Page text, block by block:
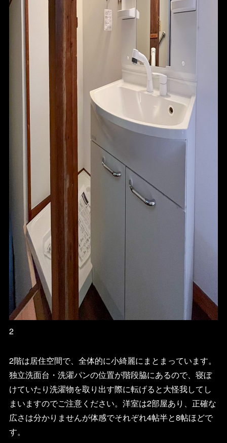
2
2階は居住空間で、全体的に小綺麗にまとまっています。
独立洗面台・洗濯パンの位置が階段脇にあるので、寝ぼ
けていたり洗濯物を取り出す際に転げると大怪我してし
まいますのでご注意ください。洋室は2部屋あり、正確な
広さは分かりませんが体感でそれぞれ4帖半と8帖ほどで
す。